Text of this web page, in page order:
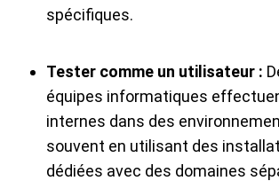
spécifiques.
Tester comme un utilisateur :
équipes informatiques
internes dans des
souvent en utilisant des
dédiées avec des domaines